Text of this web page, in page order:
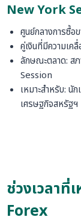
New York
ศูนย์กลางการซื้อ
คู่เงินที่มีความเค
ลักษณะตลาด: ส
Session
เหมาะสำหรับ: นั
เศรษฐกิจสหรัฐฯ
ช่วงเวลาที่
Forex